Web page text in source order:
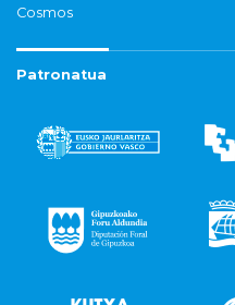
Cosmos
Patronatua